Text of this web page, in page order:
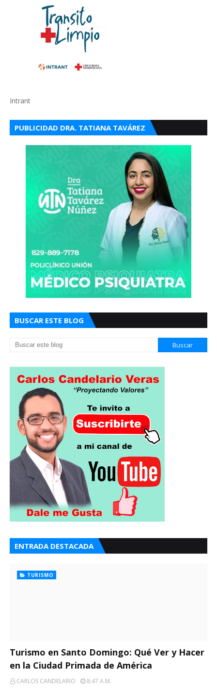
Intrant
PUBLICIDAD DRA. TATIANA TAVÁREZ
BUSCAR ESTE BLOG
ENTRADA DESTACADA
TURISMO
Turismo en Santo Domingo: Qué Ver y Hacer
en la Ciudad Primada de América
CARLOS CANDELARIO
8:47 A.m.